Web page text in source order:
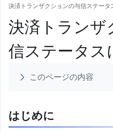
決済トランザクションの与信ステータ
決済トランザ
信ステータス
このページの内容
はじめに